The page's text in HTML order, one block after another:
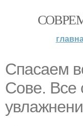
Спасаем
Сове. Все